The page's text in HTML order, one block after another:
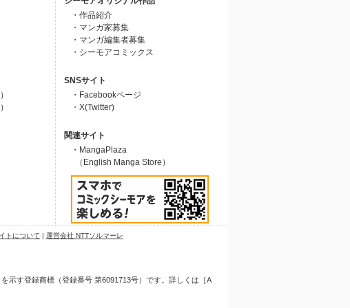
・作品紹介
・マンガ家募集
・マンガ編集者募集
・シーモアコミックス
SNSサイト
・Facebookページ
・X(Twitter)
関連サイト
・MangaPlaza
（English Manga Store）
トについて | 運営会社 NTTソルマーレ
示す登録商標（登録番号 第6091713号）です。詳しくは［A